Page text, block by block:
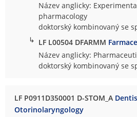
Název anglicky:
pharmacology
doktorský kombinovaný se
↳ LF L00504 DFARMM
Název anglicky:
doktorský kombinovaný se
LF P0911D350001 D-STOM_A
Otorinolaryngology